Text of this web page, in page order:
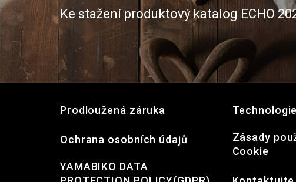
Ke stažení produktový katalog ECHO
Prodloužená záruka
Ochrana osobních údajů
YAMABIKO DATA
Zásady
Cookie